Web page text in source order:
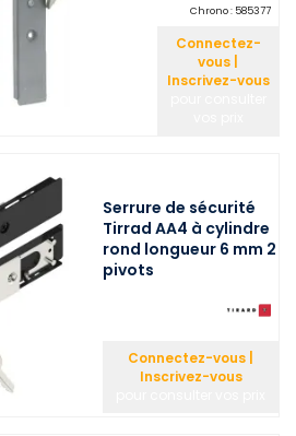
Chrono : 585377
Connectez-
vous |
Inscrivez-vous
Serrure de sécurité
Tirrad AA4 à cylindre
rond longueur 6 mm 2
pivots
Connectez-vous |
Inscrivez-vous